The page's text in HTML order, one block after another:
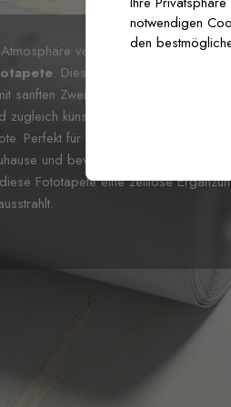
von ruhiger Eleganz mit
. Dieses atemberaubende
sanften Zweigen verbinden, vor einem
zugleich künstlerische Komposition
Perfekt für Schlafzimmer,
und bewahrt dabei eine edle
Fototapete eine zeitlose
notwendigen
den